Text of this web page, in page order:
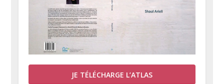
JE TÉLÉCHARGE L’ATLAS